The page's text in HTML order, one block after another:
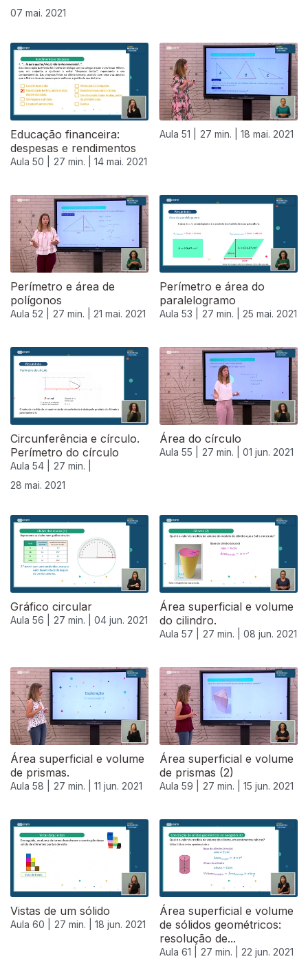
07 mai. 2021
Educação financeira:
despesas e rendimentos
Aula 50 | 27 min. | 14 mai. 2021
Aula 51 | 27 min. | 18 mai. 2021
Perímetro e área de
polígonos
Aula 52 | 27 min. | 21 mai. 2021
Perímetro e área do
paralelogramo
Aula 53 | 27 min. | 25 mai. 2021
Circunferência e círculo.
Perímetro do círculo
Aula 54 |
27 min. |
28 mai. 2021
Área do círculo
Aula 55 | 27 min. | 01 jun. 2021
Gráfico circular
Aula 56 | 27 min. | 04 jun. 2021
Área superficial e volume
do cilindro.
Aula 57 | 27 min. | 08 jun. 2021
Área superficial e volume
de prismas.
Aula 58 | 27 min. | 11 jun. 2021
Área superficial e volume
de prismas (2)
Aula 59 | 27 min. | 15 jun. 2021
551145
Vistas de um sólido
Aula 60 | 27 min. | 18 jun. 2021
Área superficial e volume
de sólidos geométricos:
resolução de...
Aula 61 | 27 min. | 22 jun. 2021